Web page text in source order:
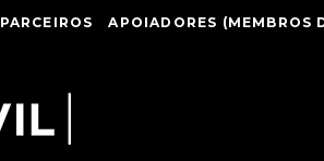
PARCEIROS APOIADORES (MEMBROS